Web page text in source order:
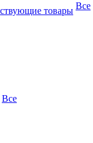
товары Все
Все